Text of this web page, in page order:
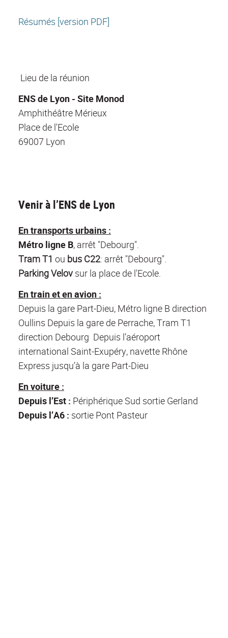
Résumés [version PDF]
Lieu de la réunion
ENS de Lyon - Site Monod
Amphithéâtre Mérieux
Place de l'Ecole
69007 Lyon
Venir à l’ENS de Lyon
En transports urbains :
Métro ligne B, arrêt "Debourg".
Tram T1 ou bus C22: arrêt "Debourg".
Parking Velov sur la place de l'Ecole.
En train et en avion :
Depuis la gare Part-Dieu, Métro ligne B direction
Oullins Depuis la gare de Perrache, Tram T1
direction Debourg Depuis l’aéroport
international Saint-Exupéry, navette Rhône
Express jusqu’à la gare Part-Dieu
En voiture :
Depuis l’Est : Périphérique Sud sortie Gerland
Depuis l’A6 : sortie Pont Pasteur